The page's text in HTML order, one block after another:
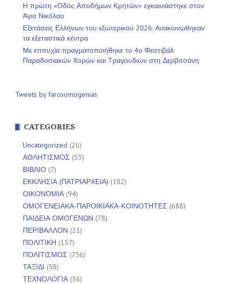
Η πρώτη «Οδός Αποδήμων Κρητών» εγκαινιάστηκε στον
Άγιο Νικόλαο
Εξετάσεις Ελλήνων του εξωτερικού 2026: Ανακοινώθηκαν
τα εξεταστικά κέντρα
Με επιτυχία πραγματοποιήθηκε το 4ο Φεστιβάλ
Παραδοσιακών Χορών και Τραγουδιών στη Δερβιτσάνη
Tweets by farosomogenias
CATEGORIES
Uncategorized (26)
ΑΘΛΗΤΙΣΜΟΣ (53)
ΒΙΒΛΙΟ (7)
ΕΚΚΛΗΣΙΑ (ΠΑΤΡΙΑΡΧΕΙΑ) (182)
ΟΙΚΟΝΟΜΙΑ(94)
ΟΜΟΓΕΝΕΙΑΚΑ-ΠΑΡΟΙΚΙΑΚΑ-ΚΟΙΝΟΤΗΤΕΣ (688)
ΠΑΙΔΕΙΑ ΟΜΟΓΕΝΩΝ (78)
ΠΕΡΙΒΑΛΛΟΝ (21)
ΠΟΛΙΤΙΚΗ (157)
ΠΟΛΙΤΙΣΜΟΣ (756)
ΤΑΞΙΔΙ (58)
ΤΕΧΝΟΛΟΓΙΑ(36)